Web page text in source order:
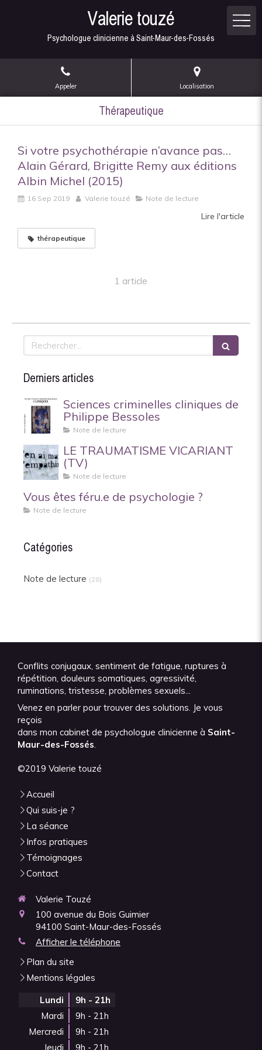
Valerie touzé
Psychologue clinicienne à Saint-Maur-des-Fossés
Appeler Localisation
Thérapeutique
Si votre psychothérapie n’avance pas…
Alain Gérard, Brigitte Remy aux éditions
Albin Michel (2015)
16 Sep 2019 Valerie touzé Note de lecture
Lire l'article
thérapeutique
1 article
Rechercher
Derniers articles
Sciences criminelles cliniques de
Philippe Bessoles
Note de lecture
LE TRAUMATISME VICARIANT
(TV)
Note de lecture
Vous êtes féru.e de psychologie ?
Note de lecture
Catégories
Note de lecture (28)
Conflits conjugaux, sentiment de fatigue, ruptures à
répétition, douleurs somatiques, agressivité,
ruminations, tristesse, problèmes sexuels...
Venez en parler pour trouver des solutions. Je vous
reçois
dans mon cabinet de psychologue clinicienne à Saint-
Maur-des-Fossés.
©2019 Valerie touzé
Accueil
Qui suis-je ?
La séance
Infos pratiques
Témoignages
Contact
Valerie Touzé
100 avenue du Bois Guimier
94100 Saint-Maur-des-Fossés
Afficher le téléphone
Plan du site
Mentions légales
Lundi
9h - 21h
Mardi
9h - 21h
Mercredi
9h - 21h
Jeudi
9h - 21h